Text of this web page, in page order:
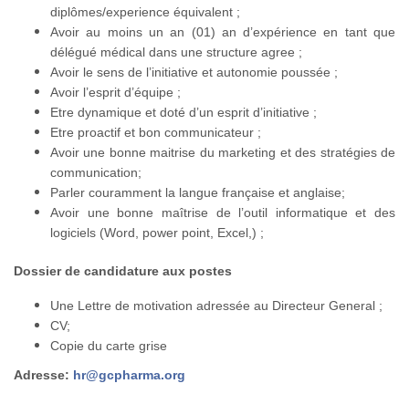
diplômes/experience équivalent ;
Avoir au moins un an (01) an d’expérience en tant que
délégué médical dans une structure agree ;
Avoir le sens de l’initiative et autonomie poussée ;
Avoir l’esprit d’équipe ;
Etre dynamique et doté d’un esprit d’initiative ;
Etre proactif et bon communicateur ;
Avoir une bonne maitrise du marketing et des stratégies de
communication;
Parler couramment la langue française et anglaise;
Avoir une bonne maîtrise de l’outil informatique et des
logiciels (Word, power point, Excel,) ;
Dossier de candidature aux postes
Une Lettre de motivation adressée au Directeur General ;
CV;
Copie du carte grise
Adresse: hr@gcpharma.org